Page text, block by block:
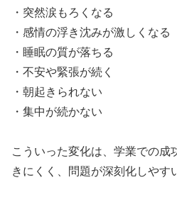
・突然涙もろくなる
・感情の浮き沈みが激しくなる
・睡眠の質が落ちる
・不安や緊張が続く
・朝起きられない
・集中が続かない
こういった変化は、学業での成
きにくく、問題が深刻化しやす